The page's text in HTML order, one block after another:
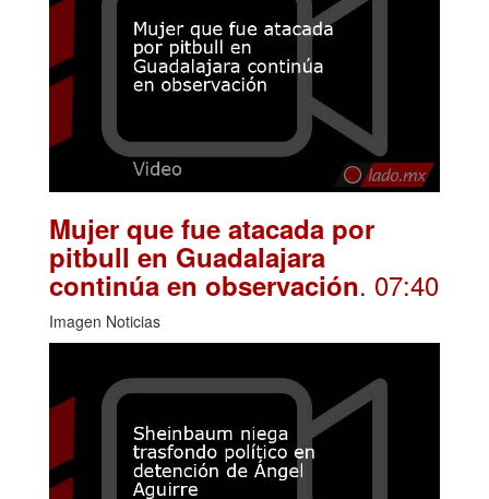
Mujer que fue atacada por
pitbull en Guadalajara
continúa en observación. 07:40
Imagen Noticias